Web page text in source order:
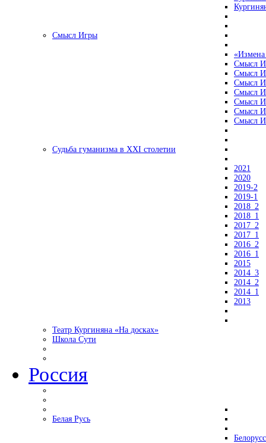
Смысл Игры
«Измена
Смысл
Смысл
Смысл
Смысл
Смысл
Смысл
Смысл
Судьба гуманизма в XXI столетии
2021
2020
2019-2
2019-1
2018_2
2018_1
2017_2
2017_1
2016_2
2016_1
2015
2014_3
2014_2
2014_1
2013
Театр Кургиняна «На досках»
Школа Сути
Россия
Белая Русь